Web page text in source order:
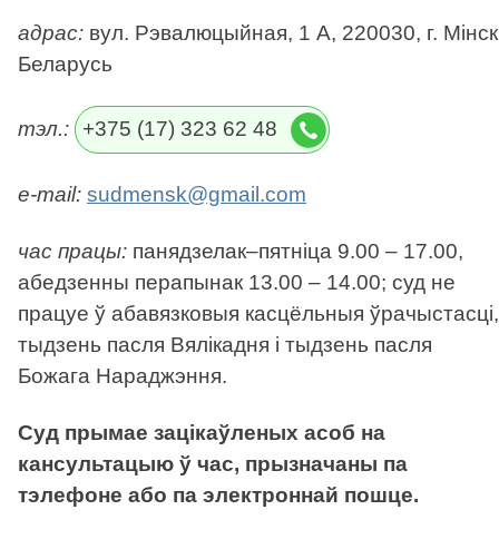
адрас: вул. Рэвалюцыйная, 1 А, 220030, г.
Беларусь
тэл.: +375 (17) 323 62 48
e-mail: sudmensk@gmail.com
час працы: панядзелак–пятніца 9.00 – 17.00,
абедзенны перапынак 13.00 – 14.00; суд не
працуе ў абавязковыя касцёльныя ўрачыстасці,
тыдзень пасля Вялікадня і тыдзень пасля
Божага Нараджэння.
Суд прымае зацікаўленых асоб на
кансультацыю ў час, прызначаны па
тэлефоне або па электроннай пошце.